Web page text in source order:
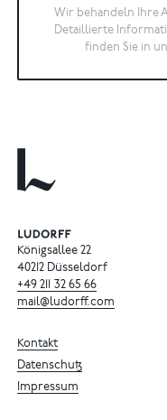
Wir behandeln Ihre
Detaillierte
finden Sie in
Königsallee 22
40212 Düsseldorf
+49 211 32 65 66
mail@ludorff.com
Kontakt
Datenschutz
Impressum